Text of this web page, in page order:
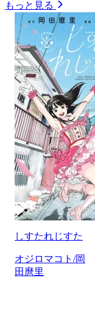
もっと見る
しすたれじすた
オジロマコト/岡
田麿里